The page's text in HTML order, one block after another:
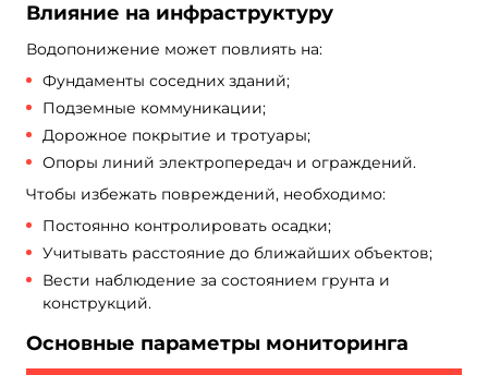
Влияние на инфраструктуру
Водопонижение может повлиять на:
Фундаменты соседних зданий;
Подземные коммуникации;
Дорожное покрытие и тротуары;
Опоры линий электропередач и ограждений.
Чтобы избежать повреждений, необходимо:
Постоянно контролировать осадки;
Учитывать расстояние до ближайших объектов;
Вести наблюдение за состоянием грунта и
конструкций.
Основные параметры мониторинга